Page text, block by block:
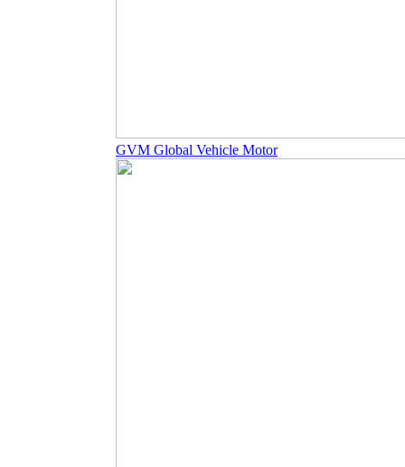
GVM Global Vehicle Motor